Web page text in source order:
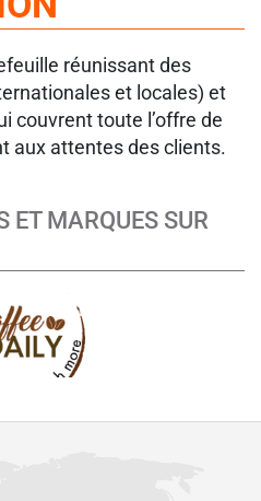
réunissant des
et locales) et
couvrent toute l’offre de
aux attentes des clients.
ET MARQUES SUR